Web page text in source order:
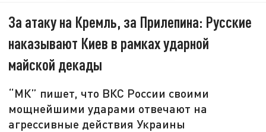
За атаку на Кремль, за Прилепина: Русские
наказывают Киев в рамках ударной
майской декады
“МК” пишет, что ВКС России своими
мощнейшими ударами отвечают на
агрессивные действия Украины